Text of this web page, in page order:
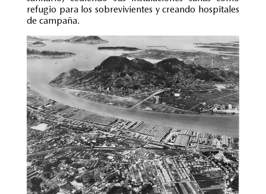
refugio para los sobrevivientes y creando hospitales
de campaña.